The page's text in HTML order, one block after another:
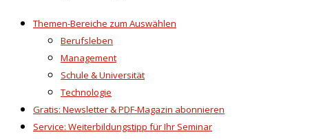
Themen-Bereiche zum Auswählen
Berufsleben
Management
Schule & Universität
Technologie
Gratis: Newsletter & PDF-Magazin abonnieren
Service: Weiterbildungstipp für Ihr Seminar